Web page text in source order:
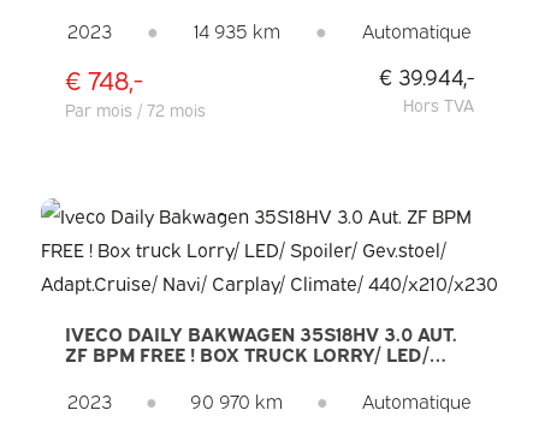
CAMERA/ TOWBAR
2023 ● 14 935 km ● Automatique
€ 748,-
Par mois / 72 mois
€ 39.944,-
Hors TVA
IVECO DAILY BAKWAGEN 35S18HV 3.0 AUT.
ZF BPM FREE ! BOX TRUCK LORRY/ LED/
CARPLAY/ CLIMATE/ 440/X210/X230
2023 ● 90 970 km ● Automatique